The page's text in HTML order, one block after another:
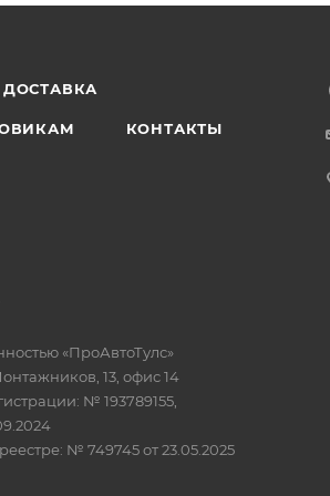
ДОСТАВКА
КОНТАКТЫ
«ПроАвтоТулс»
13, офис 14
№ 193789155,
№ 749745 от 23.05.2025